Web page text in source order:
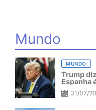
Mundo
MUNDO
Trump
Espanha
31/07/